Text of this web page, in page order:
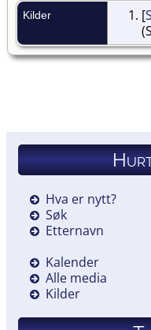
Kilder [
Hva er nytt?
Søk
Etternavn
Kalender
Alle media
Kilder